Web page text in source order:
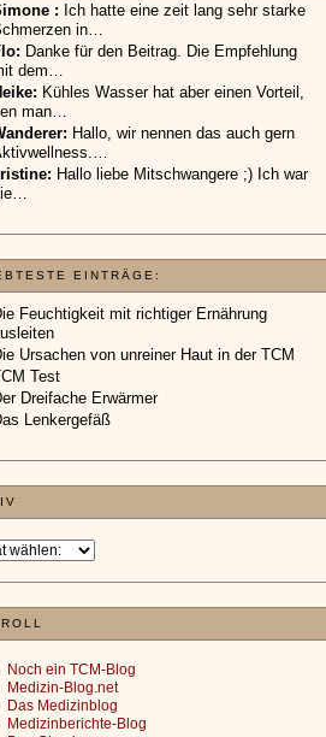
:
Ich hatte eine zeit lang sehr starke
in…
: Danke für den Beitrag. Die Empfehlung
dem…
: Kühles Wasser hat aber einen Vorteil,
man…
: Hallo, wir nennen das auch gern
Hallo liebe Mitschwangere ;) Ich war
EINTRÄGE:
Feuchtigkeit mit richtiger Ernährung
Ursachen von unreiner Haut in der TCM
Test
Dreifache Erwärmer
Lenkergefäß
Noch ein TCM-Blog
Medizin-Blog.net
Das Medizinblog
Medizinberichte-Blog